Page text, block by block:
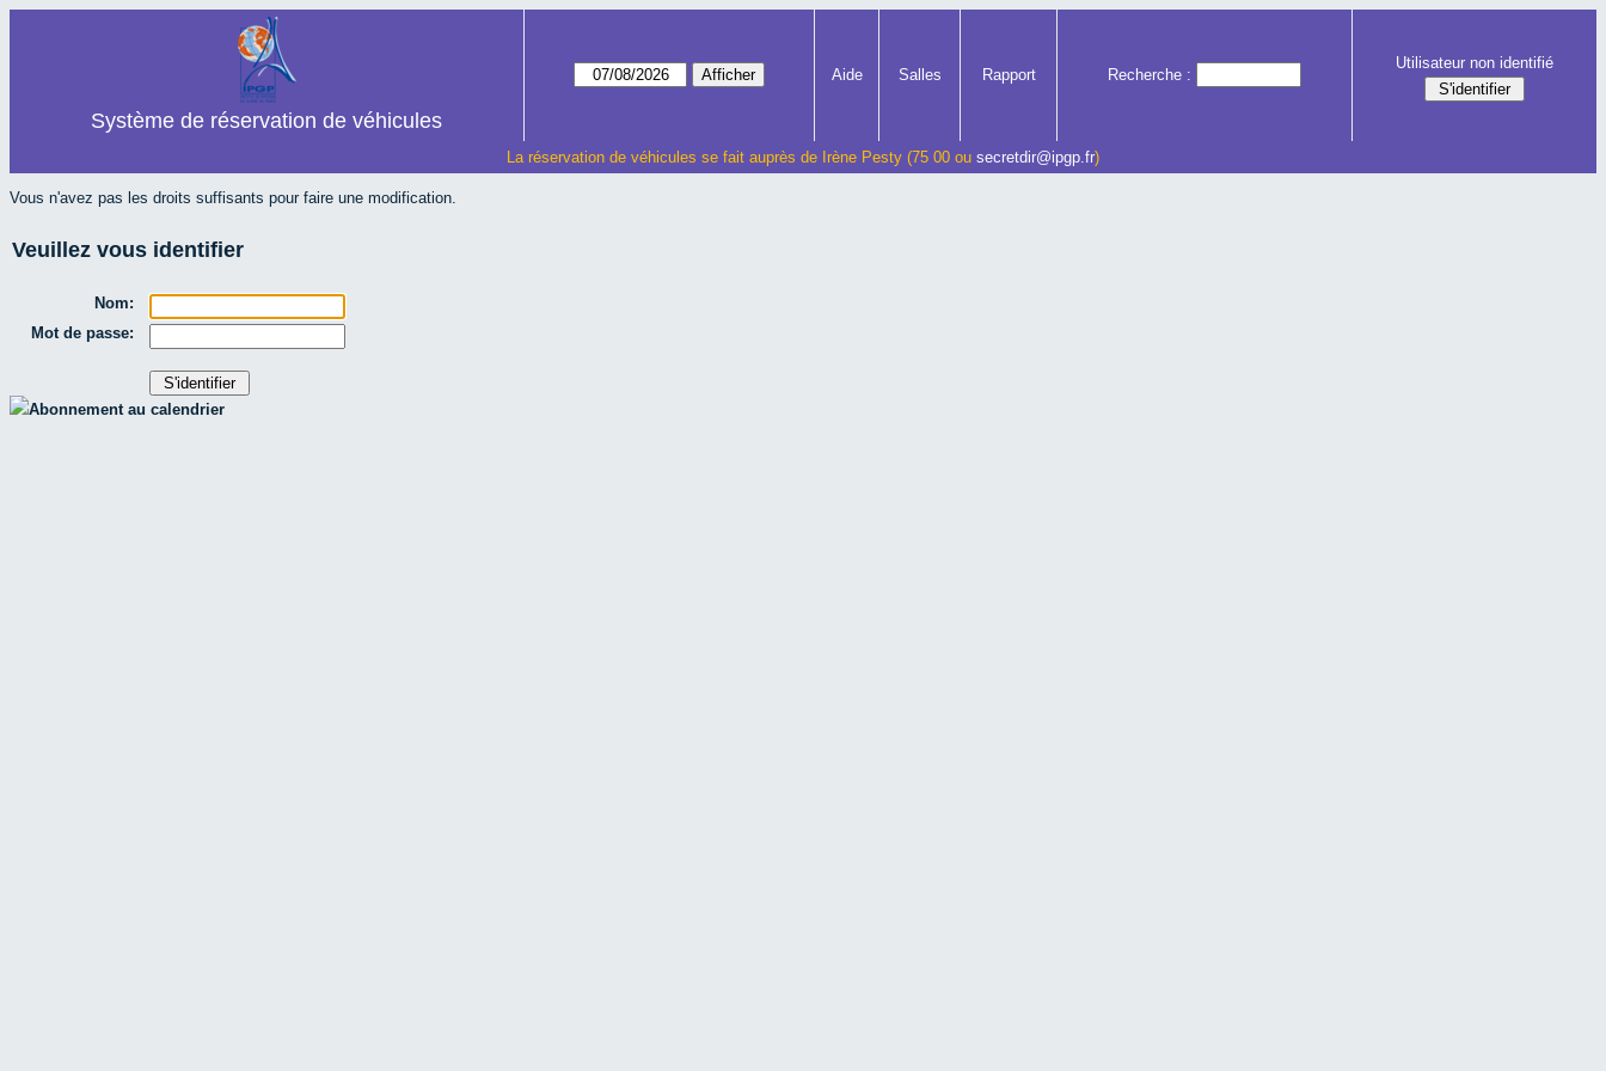
Système de réservation de véhicules
Aide Salles Rapport Recherche :
Utilisateur non identifié
La réservation de véhicules se fait auprès de Irène Pesty (75 00 ou secretdir@ipgp.fr)
Vous n'avez pas les droits suffisants pour faire une modification.
Veuillez vous identifier
Nom:
Mot de passe:
Abonnement au calendrier